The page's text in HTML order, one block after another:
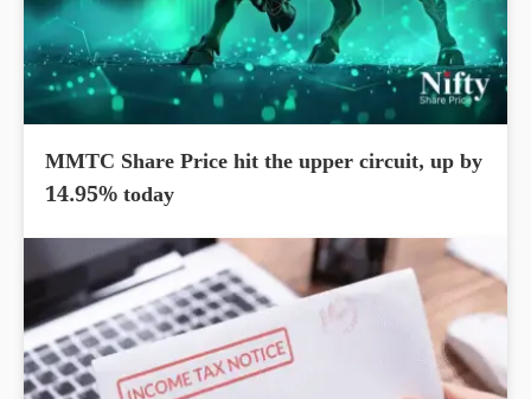
MMTC Share Price hit the upper circuit, up by
14.95% today